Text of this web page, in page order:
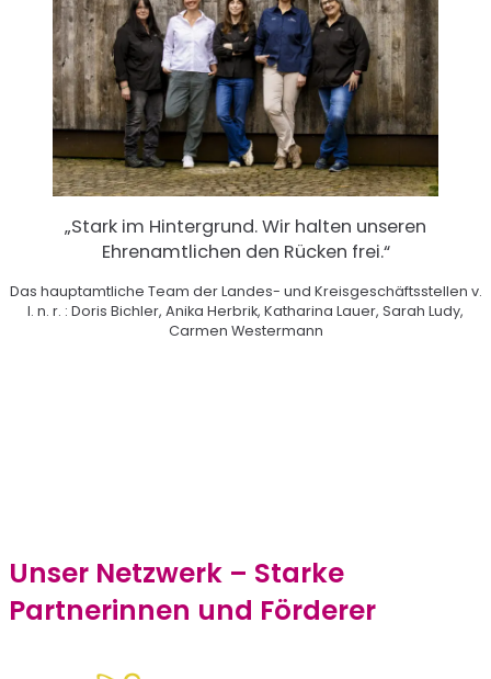
„Stark im Hintergrund. Wir halten unseren
Ehrenamtlichen den Rücken frei.“
Das hauptamtliche Team der Landes- und Kreisgeschäftsstellen v.
l. n. r. : Doris Bichler, Anika Herbrik, Katharina Lauer, Sarah Ludy,
Carmen Westermann
Unser Netzwerk – Starke
Partnerinnen und Förderer